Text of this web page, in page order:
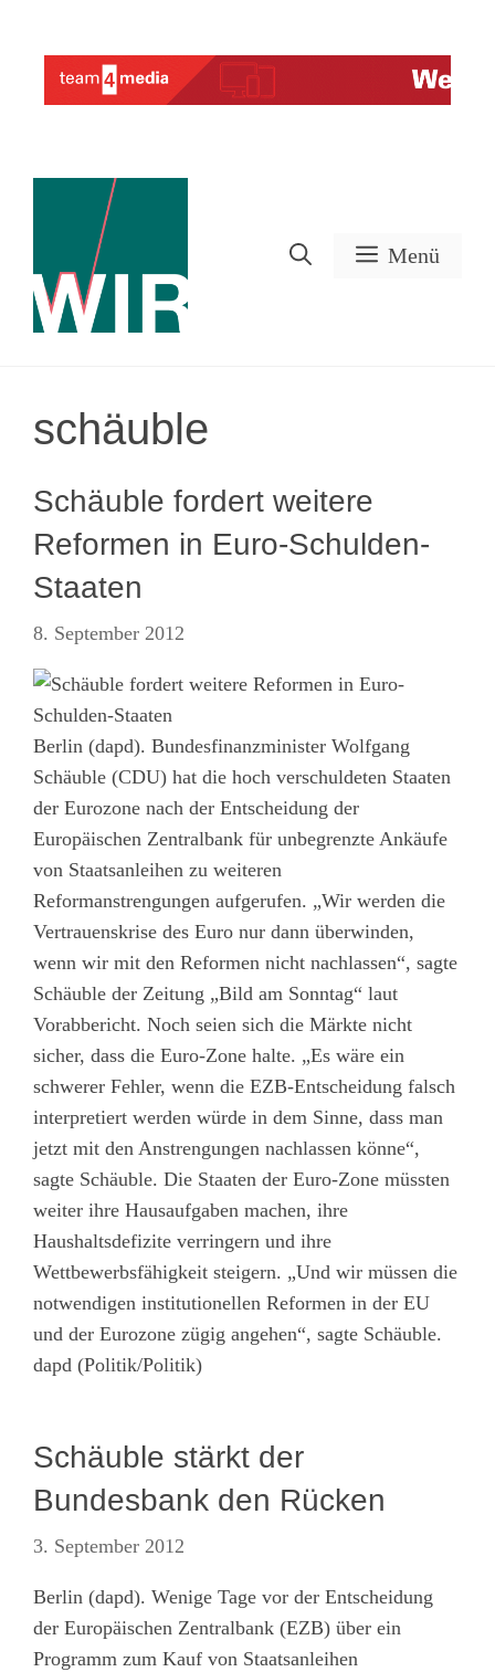
springen
Menü
schäuble
Schäuble fordert weitere
Reformen in Euro-Schulden-
Staaten
8. September 2012
Berlin (dapd). Bundesfinanzminister Wolfgang
Schäuble (CDU) hat die hoch verschuldeten Staaten
der Eurozone nach der Entscheidung der
Europäischen Zentralbank für unbegrenzte Ankäufe
von Staatsanleihen zu weiteren
Reformanstrengungen aufgerufen. „Wir werden die
Vertrauenskrise des Euro nur dann überwinden,
wenn wir mit den Reformen nicht nachlassen“, sagte
Schäuble der Zeitung „Bild am Sonntag“ laut
Vorabbericht. Noch seien sich die Märkte nicht
sicher, dass die Euro-Zone halte. „Es wäre ein
schwerer Fehler, wenn die EZB-Entscheidung falsch
interpretiert werden würde in dem Sinne, dass man
jetzt mit den Anstrengungen nachlassen könne“,
sagte Schäuble. Die Staaten der Euro-Zone müssten
weiter ihre Hausaufgaben machen, ihre
Haushaltsdefizite verringern und ihre
Wettbewerbsfähigkeit steigern. „Und wir müssen die
notwendigen institutionellen Reformen in der EU
und der Eurozone zügig angehen“, sagte Schäuble.
dapd (Politik/Politik)
Schäuble stärkt der
Bundesbank den Rücken
3. September 2012
Berlin (dapd). Wenige Tage vor der Entscheidung
der Europäischen Zentralbank (EZB) über ein
Programm zum Kauf von Staatsanleihen